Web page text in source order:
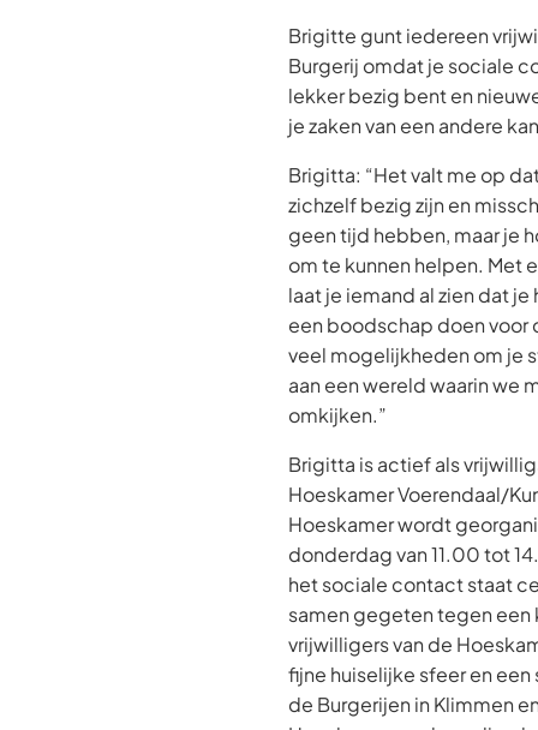
Brigitte gunt iedereen
Burgerij omdat je sociale
lekker bezig bent en
je zaken van een andere
Brigitta: “Het valt me op
zichzelf bezig zijn en
geen tijd hebben, maar je
om te kunnen helpen. Met
laat je iemand al zien dat
een boodschap doen voor
veel mogelijkheden om je
aan een wereld waarin we
omkijken.”
Brigitta is actief als
Hoeskamer Voerendaal/
Hoeskamer wordt
donderdag van 11.00 tot
het sociale contact staat
samen gegeten tegen
vrijwilligers van de
fijne huiselijke sfeer en
de Burgerijen in Klimmen